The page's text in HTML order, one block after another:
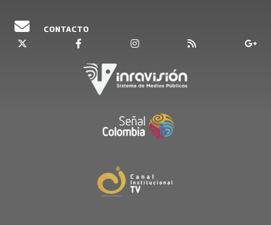
CONTACTO